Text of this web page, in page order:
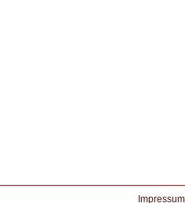
Impressum